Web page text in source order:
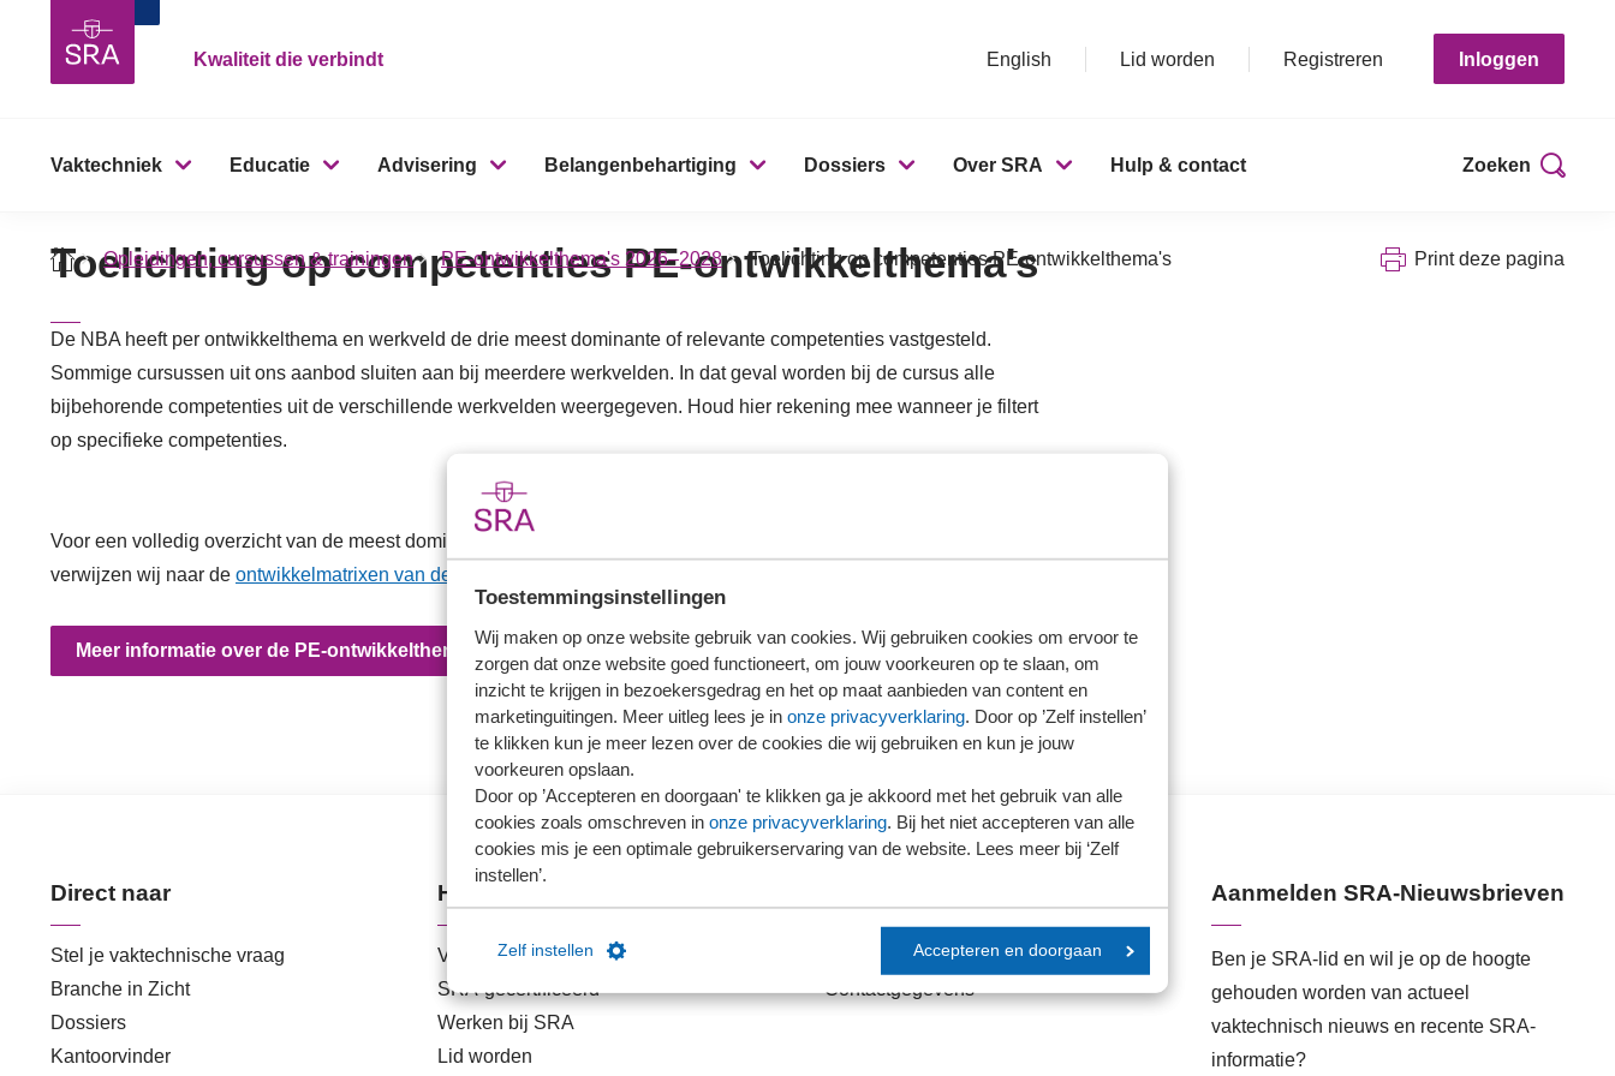
Toestemmingsinstellingen
Wij maken op onze website gebruik van cookies. Wij gebruiken cookies om ervoor te
zorgen dat onze website goed functioneert, om jouw voorkeuren op te slaan, om
inzicht te krijgen in bezoekersgedrag en het op maat aanbieden van content en
marketinguitingen. Meer uitleg lees je in onze privacyverklaring. Door op ’Zelf instellen’
te klikken kun je meer lezen over de cookies die wij gebruiken en kun je jouw
voorkeuren opslaan.
Door op ’Accepteren en doorgaan' te klikken ga je akkoord met het gebruik van alle
cookies zoals omschreven in onze privacyverklaring. Bij het niet accepteren van alle
cookies mis je een optimale gebruikerservaring van de website. Lees meer bij ‘Zelf
instellen’.
Zelf instellen Accepteren en doorgaan
Kwaliteit die verbindt English Lid worden Registreren Inloggen
Vaktechniek Educatie Advisering Belangenbehartiging Dossiers Over SRA Hulp & contact Zoeken
Opleidingen, cursussen & trainingen PE-ontwikkelthema's 2026–2028 Toelichting op competenties PE-ontwikkelthema's Print deze pagina
Toelichting op competenties PE-ontwikkelthema's
De NBA heeft per ontwikkelthema en werkveld de drie meest dominante of relevante competenties vastgesteld.
Sommige cursussen uit ons aanbod sluiten aan bij meerdere werkvelden. In dat geval worden bij de cursus alle
bijbehorende competenties uit de verschillende werkvelden weergegeven. Houd hier rekening mee wanneer je filtert
op specifieke competenties.
Voor een volledig overzicht van de meest dominante of relevante competenties per werkveld en ontwikkelthema
verwijzen wij naar de ontwikkelmatrixen van de NBA
Meer informatie over de PE-ontwikkelthema's
Direct naar
Stel je vaktechnische vraag
Branche in Zicht
Dossiers
Kantoorvinder
Handige links
Veilig bestanden delen
SRA-gecertificeerd
Werken bij SRA
Lid worden
Contactformulier
Contactgegevens
Aanmelden SRA-Nieuwsbrieven
Ben je SRA-lid en wil je op de hoogte
gehouden worden van actueel
vaktechnisch nieuws en recente SRA-
informatie?